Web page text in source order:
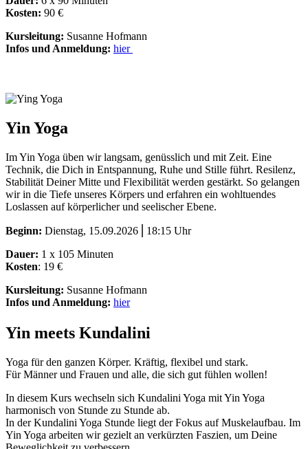
Kosten: 90 €
Kursleitung: Susanne Hofmann
Infos und Anmeldung: hier
Yin Yoga
Im Yin Yoga üben wir langsam, genüsslich und mit Zeit. Eine
Technik, die Dich in Entspannung, Ruhe und Stille führt. Resilenz,
Stabilität Deiner Mitte und Flexibilität werden gestärkt. So gelangen
wir in die Tiefe unseres Körpers und erfahren ein wohltuendes
Loslassen auf körperlicher und seelischer Ebene.
Beginn: Dienstag, 15.09.2026⎪18:15 Uhr
Dauer: 1 x 105 Minuten
Kosten: 19 €
Kursleitung: Susanne Hofmann
Infos und Anmeldung: hier
Yin meets Kundalini
Yoga für den ganzen Körper. Kräftig, flexibel und stark.
Für Männer und Frauen und alle, die sich gut fühlen wollen!
In diesem Kurs wechseln sich Kundalini Yoga mit Yin Yoga
harmonisch von Stunde zu Stunde ab.
In der Kundalini Yoga Stunde liegt der Fokus auf Muskelaufbau. Im
Yin Yoga arbeiten wir gezielt an verkürzten Faszien, um Deine